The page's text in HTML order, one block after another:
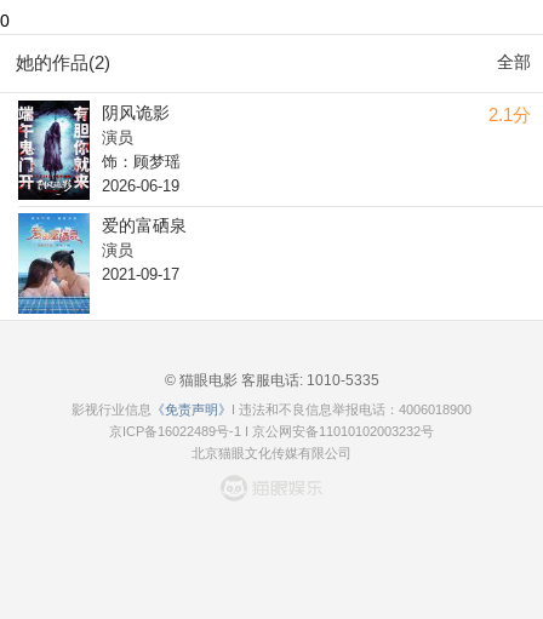
0
她的作品(2) 全部
2.1分
阴风诡影
演员
饰：顾梦瑶
2026-06-19
爱的富硒泉
演员
2021-09-17
© 猫眼电影 客服电话:1010-5335
影视行业信息 《免责声明》
I 违法和不良信息举报电话：4006018900
京ICP备16022489号-1
京公网安备11010102003232号
北京猫眼文化传媒有限公司